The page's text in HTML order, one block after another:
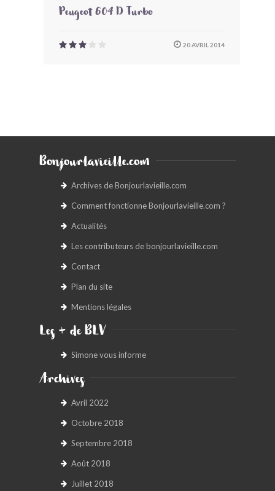
Peugeot 604 D Turbo
20 AVRIL 2014
Bonjourlavieille.com
Archives de Bonjourlavieille.com
Comment fonctionne Bonjourlavieille.com ?
Actualités
Les contributeurs de bonjourlavieille.com
Contact
Plan du site
Mentions légales
Les + de BLV
Simone vous informe
Archives
Avril 2022
Octobre 2018
Septembre 2018
Août 2018
Juillet 2018